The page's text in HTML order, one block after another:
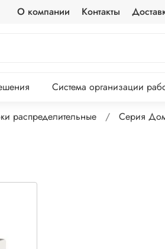
О компании Контакты
Система организации
распределительные Серия